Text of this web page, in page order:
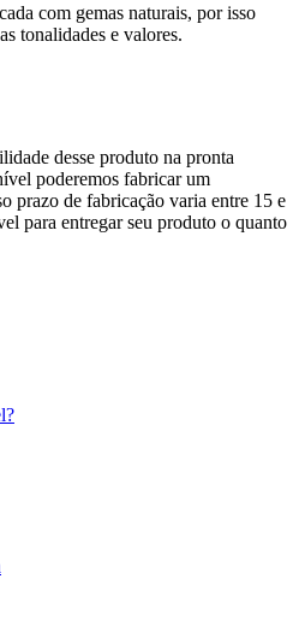
com gemas naturais, por isso
tonalidades e valores.
desse produto na pronta
poderemos fabricar um
prazo de fabricação varia entre 15 e
para entregar seu produto o quanto